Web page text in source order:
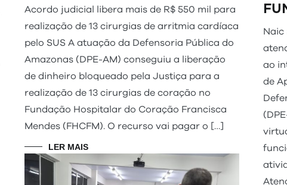
Acordo judicial libera mais de R$ 550 mil para
realização de 13 cirurgias de arritmia cardíaca
pelo SUS A atuação da Defensoria Pública do
Amazonas (DPE-AM) conseguiu a liberação
de dinheiro bloqueado pela Justiça para a
realização de 13 cirurgias de coração no
Fundação Hospitalar do Coração Francisca
Mendes (FHCFM). O recurso vai pagar o […]
LER MAIS
Naic
ao
de